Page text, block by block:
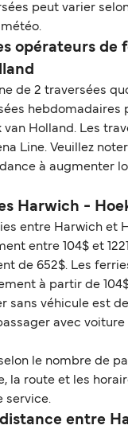
peut varier
opérateurs de
de 2 traversées
van Holland. Les
Line. Veuillez
à augmenter
Harwich -
entre Harwich et
entre 104$ et
de 652$. Les
à partir de
sans véhicule est
avec voiture
le nombre de
la route et les
service.
entre